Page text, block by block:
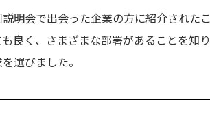
明会で出会った企業の方に紹介された
良く、さまざまな部署があることを知
選びました。